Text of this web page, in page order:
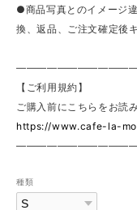
●商品写真とのイメージ
換、返品、ご注文確定後
【ご利用規約】
ご購入前にこちらをお読
https://www.cafe-la-
種類